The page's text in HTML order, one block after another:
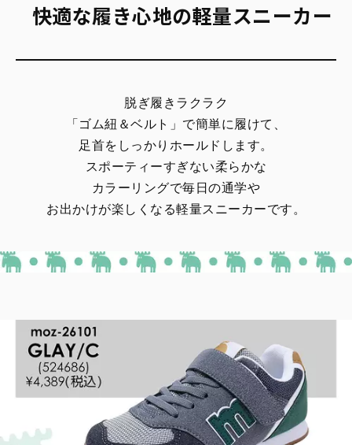
快適な履き心地の軽量スニーカー
脱ぎ履きラクラク
「ゴム紐＆ベルト」で簡単に履けて、
足首をしっかりホールドします。
スポーティーすぎない柔らかな
カラーリングで毎日の通学や
お出かけが楽しくなる軽量スニーカーです。